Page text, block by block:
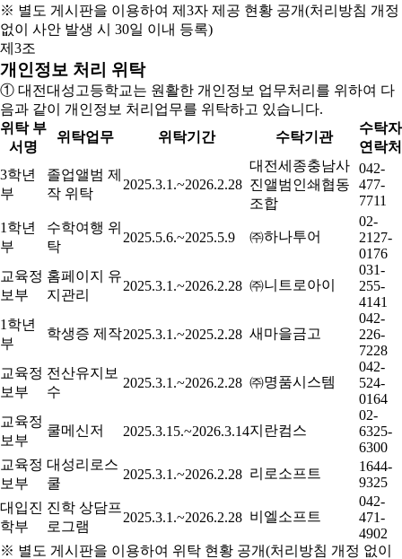
※ 별도 게시판을 이용하여 제3자 제공 현황 공개(처리방침 개정
없이 사안 발생 시 30일 이내 등록)
제3조
개인정보 처리 위탁
① 대전대성고등학교는 원활한 개인정보 업무처리를 위하여 다
음과 같이 개인정보 처리업무를 위탁하고 있습니다.
위탁 부
서명
위탁업무 위탁기간 수탁기관
수탁자
연락처
3학년
부
졸업앨범 제
작 위탁
2025.3.1.~2026.2.28
대전세종충남사
진앨범인쇄협동
조합
042-
477-
7711
1학년
부
수학여행 위
탁
2025.5.6.~2025.5.9 ㈜하나투어
02-
2127-
0176
교육정
보부
홈페이지 유
지관리
2025.3.1.~2026.2.28 ㈜니트로아이
031-
255-
4141
1학년
부
학생증 제작2025.3.1.~2025.2.28 새마을금고
042-
226-
7228
교육정
보부
전산유지보
수
2025.3.1.~2026.2.28 ㈜명품시스템
042-
524-
0164
교육정
보부
쿨메신저 2025.3.15.~2026.3.14지란컴스
02-
6325-
6300
교육정
보부
대성리로스
쿨
2025.3.1.~2026.2.28 리로소프트
1644-
9325
대입진
학부
진학 상담프
로그램
2025.3.1.~2026.2.28 비엘소프트
042-
471-
4902
※ 별도 게시판을 이용하여 위탁 현황 공개(처리방침 개정 없이